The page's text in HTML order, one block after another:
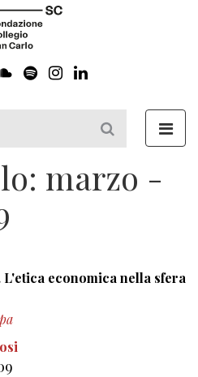
marzo -
economica nella sfera